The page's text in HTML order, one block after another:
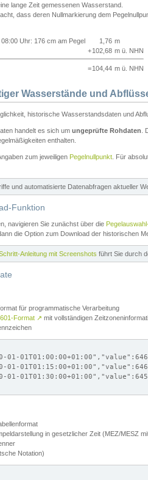
lange Zeit gemessenen Wasserstand.
dass deren Nullmarkierung dem
Uhr: 176 cm am Pegel
1,76 m
+102,68 m ü. NHN
=104,44 m ü. NHN
Wasserstände und
historische Wasserstandsdaten und
handelt es sich um ungeprüfte Rohdaten .
enthalten.
zum jeweiligen Pegelnullpunkt . Für
und automatisierte Datenabfragen aktueller
Funktion
navigieren Sie zunächst über die
die Option zum Download der historischen
Anleitung mit Screenshots führt Sie durch
für programmatische Verarbeitung
Format ↗ mit vollständigen
01-
01-
01-
in gesetzlicher Zeit (MEZ/MESZ
Notation)